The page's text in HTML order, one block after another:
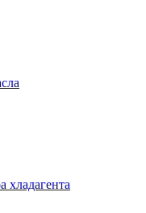
хладагента